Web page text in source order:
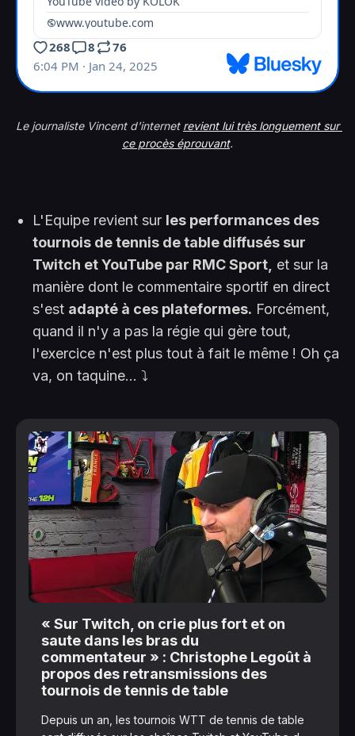
Le journaliste Vincent d'internet revient lui très longuement sur
ce procès éprouvant.
L'Equipe revient sur les performances des
tournois de tennis de table diffusés sur
Twitch et YouTube par RMC Sport, et sur la
manière dont le commentaire sportif en direct
s'est adapté à ces plateformes. Forcément,
quand il n'y a pas la régie qui gère tout,
l'exercice n'est plus tout à fait le même ! Oh ça
va, on taquine... ⤵️
« Sur Twitch, on crie plus fort et on
saute dans les bras du
commentateur » : Christophe Legoût à
propos des retransmissions des
tournois de tennis de table
Depuis un an, les tournois WTT de tennis de table